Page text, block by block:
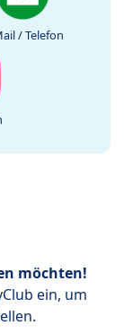
/ Telefon
möchten!
ein, um